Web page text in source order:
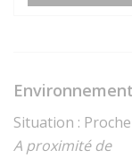
Environnement
Situation :
A proximité de